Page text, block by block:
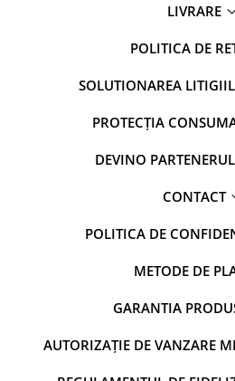
LIVRARE
POLITICA DE
SOLUTIONAREA
PROTECȚIA
DEVINO
CONTACT
POLITICA DE
METODE DE
GARANTIA
AUTORIZAȚIE DE VANZARE